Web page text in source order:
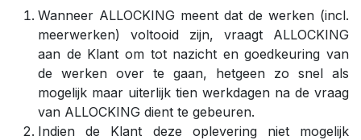
Wanneer ALLOCKING meent dat de werken (incl.
meerwerken) voltooid zijn, vraagt ALLOCKING
aan de Klant om tot nazicht en goedkeuring van
de werken over te gaan, hetgeen zo snel als
mogelijk maar uiterlijk tien werkdagen na de vraag
van ALLOCKING dient te gebeuren.
Indien de Klant deze oplevering niet mogelijk